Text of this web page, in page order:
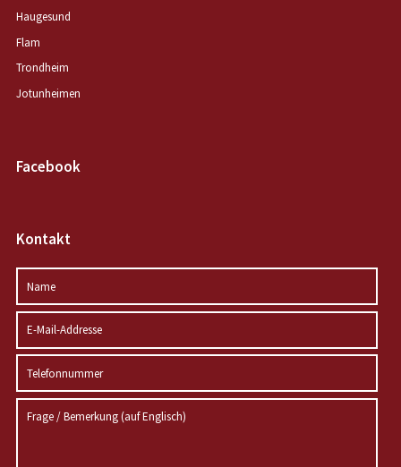
Haugesund
Flam
Trondheim
Jotunheimen
Facebook
Kontakt